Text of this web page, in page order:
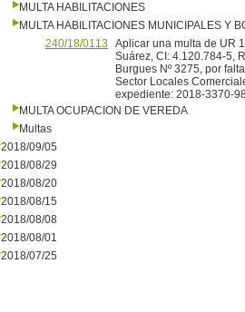
MULTA HABILITACIONES
MULTA HABILITACIONES MUNICIPALES Y
240/18/0113
Aplicar una multa de UR
Suárez, CI: 4.120.784-5,
Burgues Nº 3275, por
Sector Locales
expediente: 2018-3370-
MULTA OCUPACION DE VEREDA
Multas
2018/09/05
2018/08/29
2018/08/20
2018/08/15
2018/08/08
2018/08/01
2018/07/25